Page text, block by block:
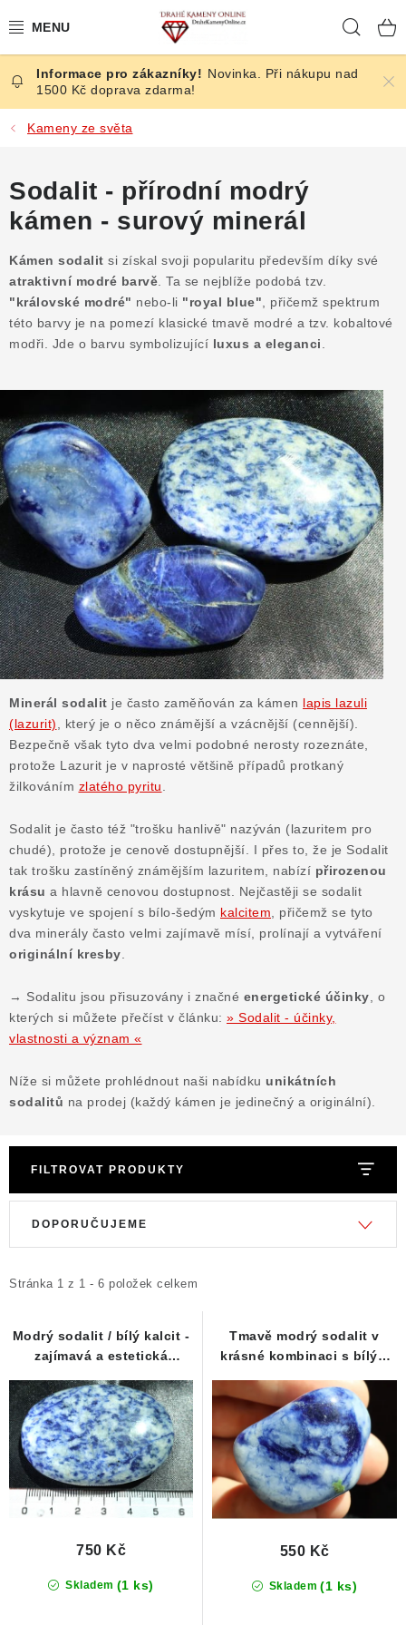
na
ČESKÉ KAMENY
ŠPERKY
BROUŠENÉ
SLEVY
NALEZIŠTĚ
NÁŠ PŘÍBĚH
VIDEOGALERIE
KONTAKT
MISTROVSKÉ KRYSTALY
Obchodní podmínky
Ochrana osobních údajů
Výkup minerálů a drahých kamenů
Formulář pro uplatnění reklamace
Poučení o právu na odstoupení od smlouvy
Novinka. Při nákupu nad
1500 Kč doprava zdarma!
Kameny ze světa
Sodalit - přírodní modrý
kámen - surový minerál
Kámen sodalit si získal svoji popularitu především díky své
atraktivní modré barvě . Ta se nejblíže podobá tzv.
"královské modré" nebo-li "royal blue" , přičemž spektrum
této barvy je na pomezí klasické tmavě modré a tzv. kobaltové
modři. Jde o barvu symbolizující luxus a eleganci
Minerál sodalit je často zaměňován za kámen lapis lazuli
(lazurit) , který je o něco známější a vzácnější (cennější).
Bezpečně však tyto dva velmi podobné nerosty rozeznáte,
protože Lazurit je v naprosté většině případů protkaný
žilkováním zlatého pyritu
Sodalit je často též "trošku hanlivě" nazýván (lazuritem pro
chudé), protože je cenově dostupnější. I přes to, že je Sodalit
tak trošku zastíněný známějším lazuritem, nabízí přirozenou
krásu a hlavně cenovou dostupnost. Nejčastěji se sodalit
vyskytuje ve spojení s bílo-šedým kalcitem , přičemž se tyto
dva minerály často velmi zajímavě mísí, prolínají a vytváření
originální kresby
→ Sodalitu jsou přisuzovány i značné energetické účinky , o
kterých si můžete přečíst v článku: » Sodalit - účinky,
vlastnosti a význam «
Níže si můžete prohlédnout naši nabídku unikátních
sodalitů na prodej (každý kámen je jedinečný a originální).
FILTROVAT PRODUKTY
i
p
o
d
u
k
t
ů
Stránka 1 z 1 - 6 položek celkem
e
í
r
o
d
u
k
DOPORUČUJEME
Modrý sodalit / bílý kalcit -
zajímavá a estetická
Skladem (1 ks)
750 Kč
Tmavě modrý sodalit v
krásné kombinaci s bílým
Skladem (1 ks)
550 Kč